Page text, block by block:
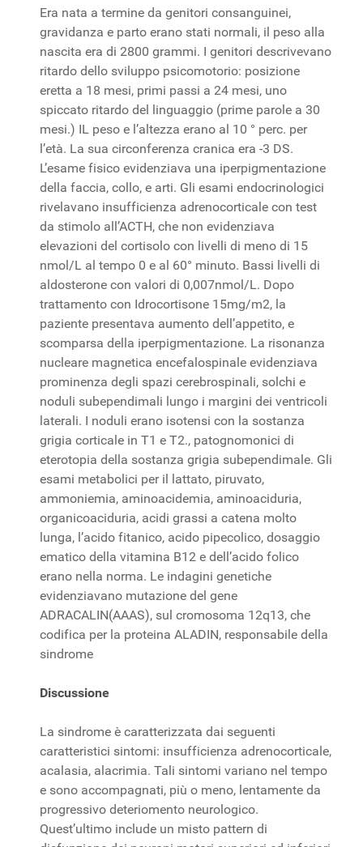
Era nata a termine da genitori consanguinei,
gravidanza e parto erano stati normali, il peso alla
nascita era di 2800 grammi. I genitori descrivevano
ritardo dello sviluppo psicomotorio: posizione
eretta a 18 mesi, primi passi a 24 mesi, uno
spiccato ritardo del linguaggio (prime parole a 30
mesi.) IL peso e l’altezza erano al 10 ° perc. per
l’età. La sua circonferenza cranica era -3 DS.
L’esame fisico evidenziava una iperpigmentazione
della faccia, collo, e arti. Gli esami endocrinologici
rivelavano insufficienza adrenocorticale con test
da stimolo all’ACTH, che non evidenziava
elevazioni del cortisolo con livelli di meno di 15
nmol/L al tempo 0 e al 60° minuto. Bassi livelli di
aldosterone con valori di 0,007nmol/L. Dopo
trattamento con Idrocortisone 15mg/m2, la
paziente presentava aumento dell’appetito, e
scomparsa della iperpigmentazione. La risonanza
nucleare magnetica encefalospinale evidenziava
prominenza degli spazi cerebrospinali, solchi e
noduli subependimali lungo i margini dei ventricoli
laterali. I noduli erano isotensi con la sostanza
grigia corticale in T1 e T2., patognomonici di
eterotopia della sostanza grigia subependimale. Gli
esami metabolici per il lattato, piruvato,
ammoniemia, aminoacidemia, aminoaciduria,
organicoaciduria, acidi grassi a catena molto
lunga, l’acido fitanico, acido pipecolico, dosaggio
ematico della vitamina B12 e dell’acido folico
erano nella norma. Le indagini genetiche
evidenziavano mutazione del gene
ADRACALIN(AAAS), sul cromosoma 12q13, che
codifica per la proteina ALADIN, responsabile della
sindrome
Discussione
La sindrome è caratterizzata dai seguenti
caratteristici sintomi: insufficienza adrenocorticale,
acalasia, alacrimia. Tali sintomi variano nel tempo
e sono accompagnati, più o meno, lentamente da
progressivo deteriomento neurologico.
Quest’ultimo include un misto pattern di